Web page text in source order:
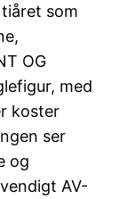
som
OG
med
koster
ser
og
AV-